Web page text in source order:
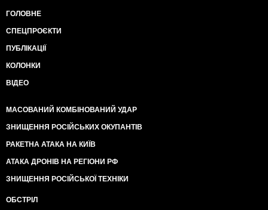
ГОЛОВНЕ
СПЕЦПРОЄКТИ
ПУБЛІКАЦІЇ
КОЛОНКИ
ВІДЕО
МАСОВАНИЙ КОМБІНОВАНИЙ УДАР
ЗНИЩЕННЯ РОСІЙСЬКИХ ОКУПАНТІВ
РАКЕТНА АТАКА НА КИЇВ
АТАКА ДРОНІВ НА РЕГІОНИ РФ
ЗНИЩЕННЯ РОСІЙСЬКОЇ ТЕХНІКИ
ОБСТРІЛ